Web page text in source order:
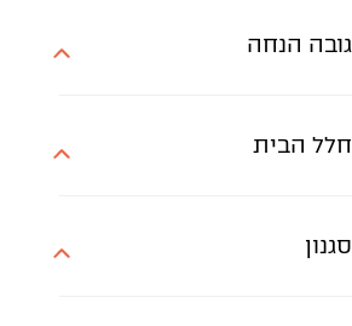
גובה הנחה
חלל הבית
סגנון